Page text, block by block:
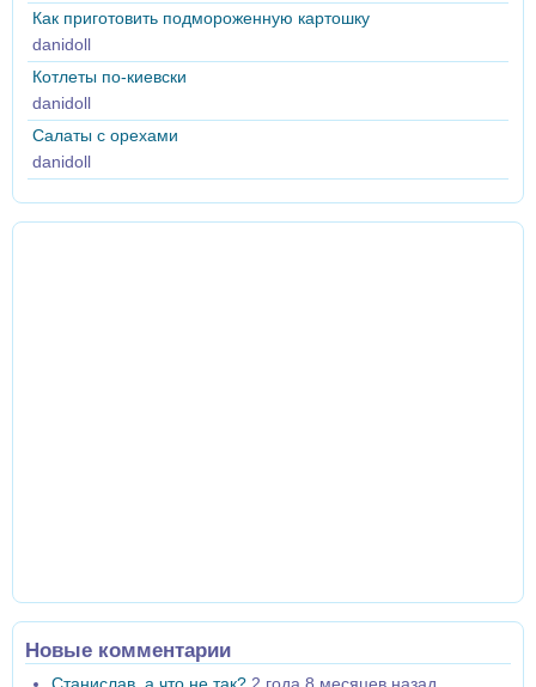
Как приготовить подмороженную картошку
danidoll
Котлеты по-киевски
danidoll
Салаты с орехами
danidoll
Новые комментарии